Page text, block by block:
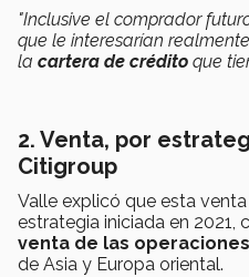
"Inclusive el comprador
que le interesarían
la cartera de crédito que
2. Venta, por
Citigroup
Valle explicó que esta
estrategia iniciada en 2021,
venta de las operaciones
de Asia y Europa oriental.